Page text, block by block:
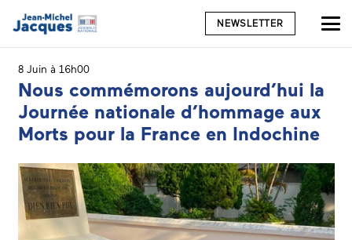
NEWSLETTER
8 Juin à 16h00
Nous commémorons aujourd’hui la
Journée nationale d’hommage aux
Morts pour la France en Indochine